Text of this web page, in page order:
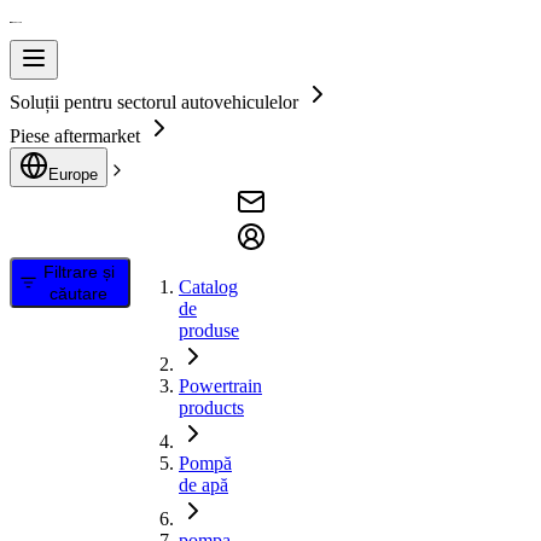
Soluții pentru sectorul autovehiculelor
Piese aftermarket
Europe
Filtrare și
căutare
Catalog
de
produse
Powertrain
products
Pompă
de apă